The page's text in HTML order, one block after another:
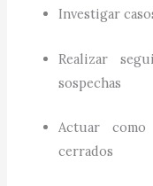
Investigar
Realizar
sospechas
Actuar
cerrados